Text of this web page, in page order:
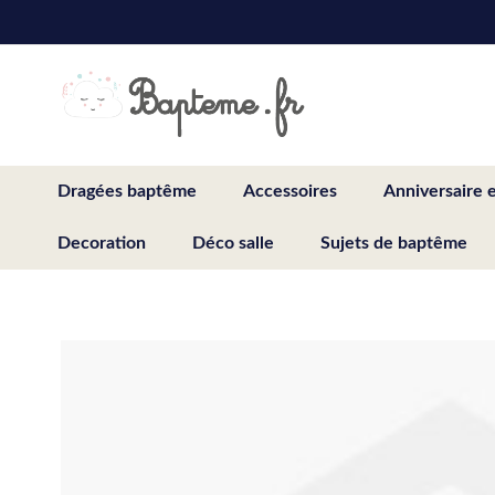
to
Dragées baptême Accessoires Anniversaire
Decoration Déco salle Sujets de baptême